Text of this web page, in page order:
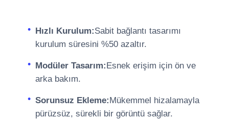
Hızlı Kurulum:Sabit bağlantı tasarımı
kurulum süresini %50 azaltır.
Modüler Tasarım:Esnek erişim için ön ve
arka bakım.
Sorunsuz Ekleme:Mükemmel hizalamayla
pürüzsüz, sürekli bir görüntü sağlar.